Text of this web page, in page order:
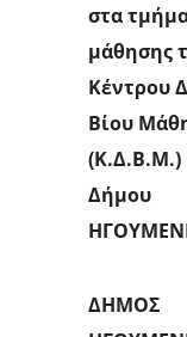
στα
μάθησης
Κέντρου
Βίου
(Κ.Δ.Β.Μ.)
Δήμου
ΔΗΜΟΣ